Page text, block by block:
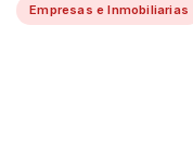
Empresas e Inmobiliarias